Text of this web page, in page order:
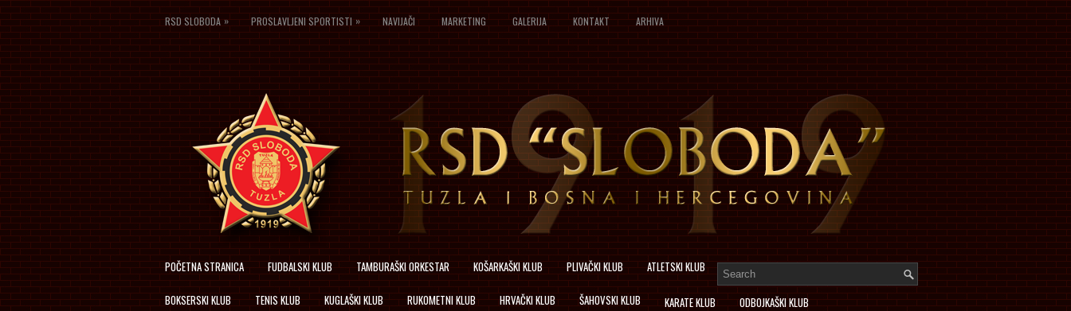
RSD SLOBODA » PROSLAVLJENI SPORTISTI » NAVIJAČI MARKETING GALERIJA KONTAKT ARHIVA
POČETNA STRANICA FUDBALSKI KLUB TAMBURAŠKI ORKESTAR KOŠARKAŠKI KLUB PLIVAČKI KLUB ATLETSKI KLUB
BOKSERSKI KLUB TENIS KLUB KUGLAŠKI KLUB RUKOMETNI KLUB HRVAČKI KLUB ŠAHOVSKI KLUB KARATE KLUB ODBOJKAŠKI KLUB